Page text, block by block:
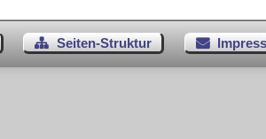
Seiten-Struktur